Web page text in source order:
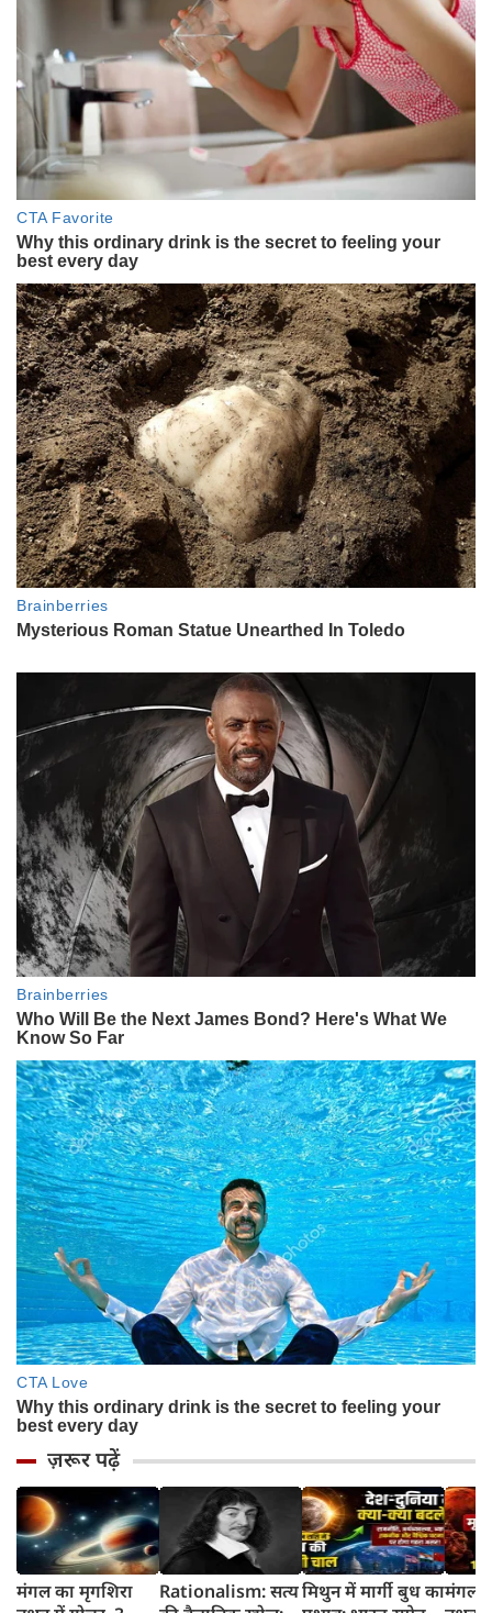
ज़रूर पढ़ें
मंगल का मृगशिरा
Rationalism: सत्यमिथुन में मार्गी बुध कामंगल